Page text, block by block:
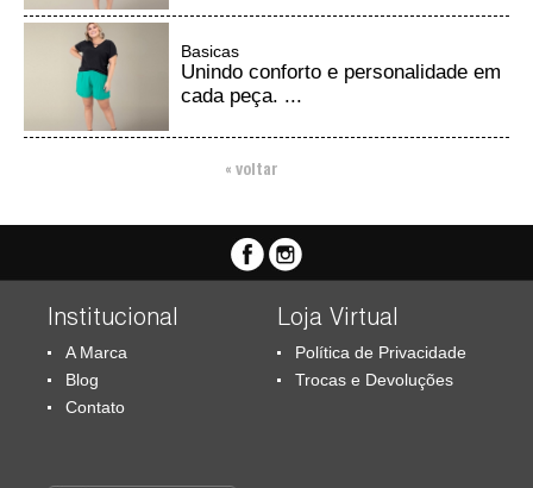
Basicas
Unindo conforto e personalidade em
cada peça. ...
« voltar
Institucional
A Marca
Blog
Contato
Loja Virtual
Política de Privacidade
Trocas e Devoluções